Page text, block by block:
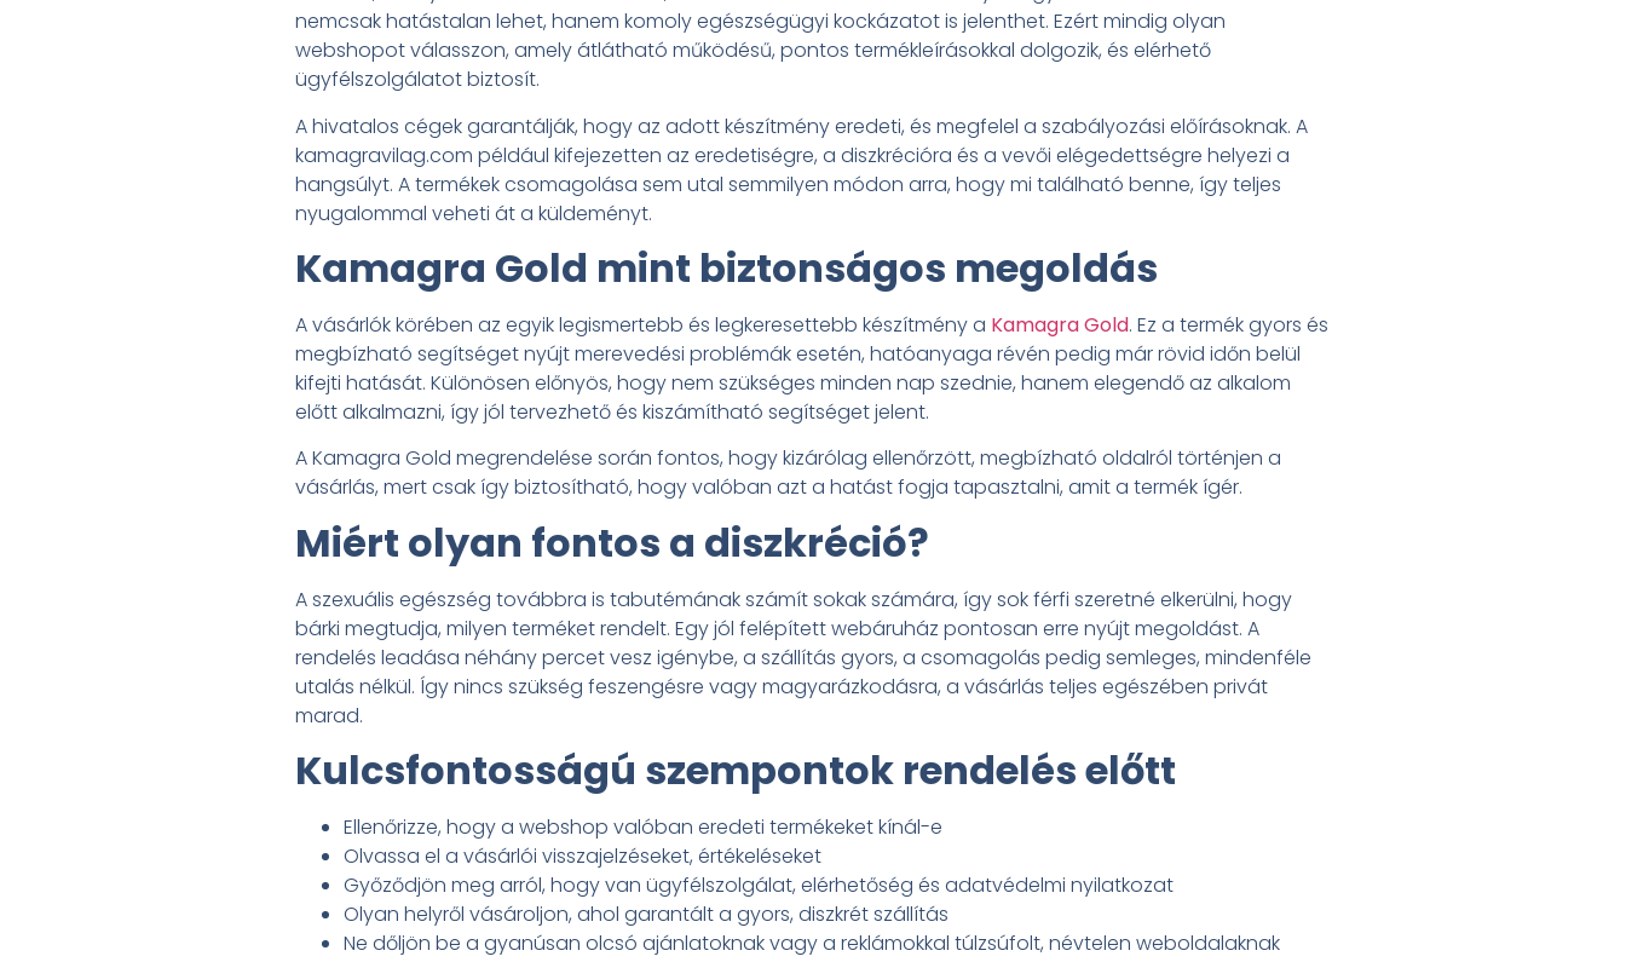
nemcsak hatástalan lehet, hanem komoly egészségügyi kockázatot is jelenthet. Ezért mindig olyan
webshopot válasszon, amely átlátható működésű, pontos termékleírásokkal dolgozik, és elérhető
ügyfélszolgálatot biztosít.
A hivatalos cégek garantálják, hogy az adott készítmény eredeti, és megfelel a szabályozási előírásoknak. A
kamagravilag.com például kifejezetten az eredetiségre, a diszkrécióra és a vevői elégedettségre helyezi a
hangsúlyt. A termékek csomagolása sem utal semmilyen módon arra, hogy mi található benne, így teljes
nyugalommal veheti át a küldeményt.
Kamagra Gold mint biztonságos megoldás
A vásárlók körében az egyik legismertebb és legkeresettebb készítmény a Kamagra Gold. Ez a termék gyors és
megbízható segítséget nyújt merevedési problémák esetén, hatóanyaga révén pedig már rövid időn belül
kifejti hatását. Különösen előnyös, hogy nem szükséges minden nap szednie, hanem elegendő az alkalom
előtt alkalmazni, így jól tervezhető és kiszámítható segítséget jelent.
A Kamagra Gold megrendelése során fontos, hogy kizárólag ellenőrzött, megbízható oldalról történjen a
vásárlás, mert csak így biztosítható, hogy valóban azt a hatást fogja tapasztalni, amit a termék ígér.
Miért olyan fontos a diszkréció?
A szexuális egészség továbbra is tabutémának számít sokak számára, így sok férfi szeretné elkerülni, hogy
bárki megtudja, milyen terméket rendelt. Egy jól felépített webáruház pontosan erre nyújt megoldást. A
rendelés leadása néhány percet vesz igénybe, a szállítás gyors, a csomagolás pedig semleges, mindenféle
utalás nélkül. Így nincs szükség feszengésre vagy magyarázkodásra, a vásárlás teljes egészében privát
marad.
Kulcsfontosságú szempontok rendelés előtt
Ellenőrizze, hogy a webshop valóban eredeti termékeket kínál-e
Olvassa el a vásárlói visszajelzéseket, értékeléseket
Győződjön meg arról, hogy van ügyfélszolgálat, elérhetőség és adatvédelmi nyilatkozat
Olyan helyről vásároljon, ahol garantált a gyors, diszkrét szállítás
Ne dőljön be a gyanúsan olcsó ajánlatoknak vagy a reklámokkal túlzsúfolt, névtelen weboldalaknak